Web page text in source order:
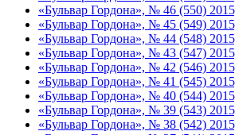
«Бульвар Гордона», № 46 (550)
«Бульвар Гордона», № 45 (549)
«Бульвар Гордона», № 44 (548)
«Бульвар Гордона», № 43 (547)
«Бульвар Гордона», № 42 (546)
«Бульвар Гордона», № 41 (545)
«Бульвар Гордона», № 40 (544)
«Бульвар Гордона», № 39 (543)
«Бульвар Гордона», № 38 (542)